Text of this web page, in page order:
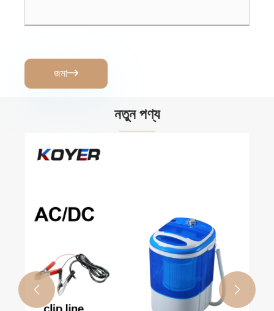
জমা
নতুন পণ্য
 